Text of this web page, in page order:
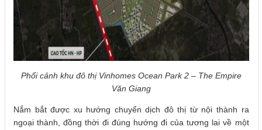
Phối cảnh khu đô thị Vinhomes Ocean Park 2 – The Empire
Văn Giang
Nắm bắt được xu hướng chuyển dịch đô thị từ nội thành ra
ngoại thành, đồng thời đi đúng hướng đi của tương lai về một